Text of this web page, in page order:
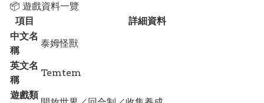
📦 遊戲資料一覽
項目
詳細資料
中文名
稱
泰姆怪獸
英文名
稱
Temtem
遊戲類